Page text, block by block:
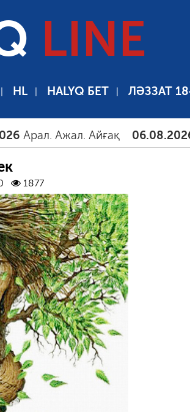
LINE
HL HALYQ БЕТ ЛӘЗЗАТ
Айғақ 06.08.2026
1877